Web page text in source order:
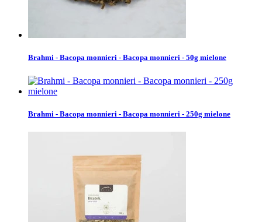
Brahmi - Bacopa monnieri - Bacopa monnieri - 50g mielone
Brahmi - Bacopa monnieri - Bacopa monnieri - 250g mielone